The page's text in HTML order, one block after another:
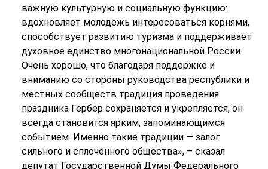
важную культурную и социальную функцию:
вдохновляет молодёжь интересоваться корнями,
способствует развитию туризма и поддерживает
духовное единство многонациональной России.
Очень хорошо, что благодаря поддержке и
вниманию со стороны руководства республики и
местных сообществ традиция проведения
праздника Гербер сохраняется и укрепляется, он
всегда становится ярким, запоминающимся
событием. Именно такие традиции — залог
сильного и сплочённого общества», – сказал
депутат Государственной Думы Федерального